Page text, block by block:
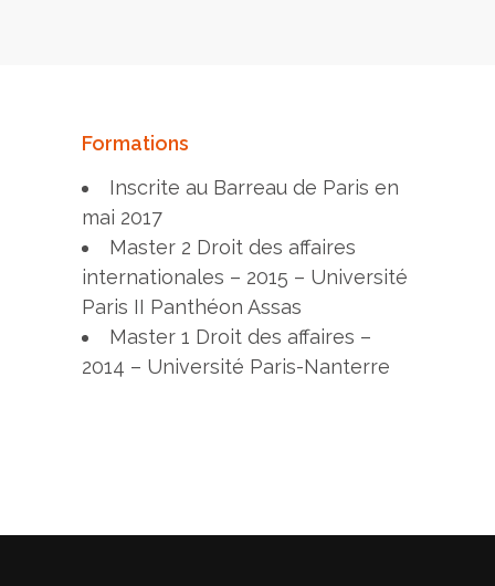
Formations
Inscrite au Barreau de Paris en
mai 2017
Master 2 Droit des affaires
internationales – 2015 – Université
Paris II Panthéon Assas
Master 1 Droit des affaires –
2014 – Université Paris-Nanterre